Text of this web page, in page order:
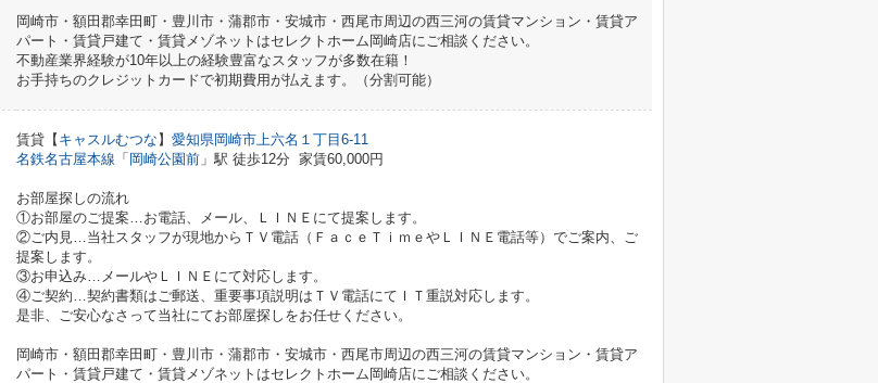
岡崎市・額田郡幸田町・豊川市・蒲郡市・安城市・西尾市周辺の西三河の賃貸マンション・賃貸ア
パート・賃貸戸建て・賃貸メゾネットはセレクトホーム岡崎店にご相談ください。
不動産業界経験が10年以上の経験豊富なスタッフが多数在籍！
お手持ちのクレジットカードで初期費用が払えます。（分割可能）
賃貸【 キャスルむつな 】 愛知県岡崎市上六名１丁目6-11
名鉄名古屋本線 「 岡崎公園前 」駅 徒歩12分 家賃60,000円
お部屋探しの流れ
①お部屋のご提案…お電話、メール、ＬＩＮＥにて提案します。
②ご内見…当社スタッフが現地からＴＶ電話（ＦａｃｅＴｉｍｅやＬＩＮＥ電話等）でご案内、ご
提案します。
③お申込み…メールやＬＩＮＥにて対応します。
④ご契約…契約書類はご郵送、重要事項説明はＴＶ電話にてＩＴ重説対応します。
是非、ご安心なさって当社にてお部屋探しをお任せください。
岡崎市・額田郡幸田町・豊川市・蒲郡市・安城市・西尾市周辺の西三河の賃貸マンション・賃貸ア
パート・賃貸戸建て・賃貸メゾネットはセレクトホーム岡崎店にご相談ください。